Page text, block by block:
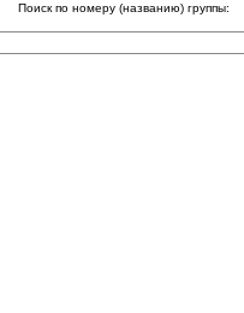
Поиск по номеру (названию) группы: